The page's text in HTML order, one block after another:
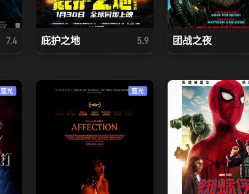
7.4 庇护之地 5.9 团战之夜
蓝光 蓝光